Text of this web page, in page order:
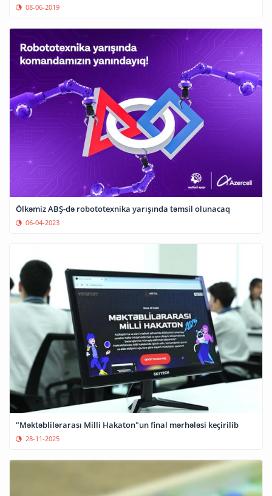
08-06-2019
Ölkəmiz ABŞ-də robototexnika yarışında təmsil olunacaq
06-04-2023
"Məktəblilərarası Milli Hakaton"un final mərhələsi keçirilib
28-11-2025